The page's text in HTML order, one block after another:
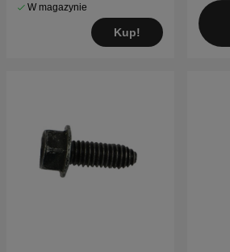
W magazynie
Kup!